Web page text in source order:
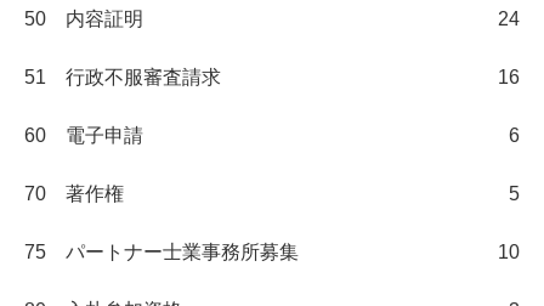
50 内容証明 24
51 行政不服審査請求 16
60 電子申請 6
70 著作権 5
75 パートナー士業事務所募集 10